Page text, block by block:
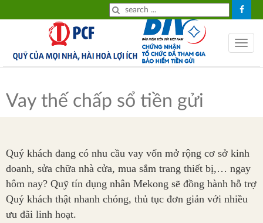
Toggle
gửi
vay
tôi
tức
Tỉ
Vay thế chấp sổ tiền gửi
Quý khách đang có nhu cầu vay vốn mở rộng cơ sở kinh
doanh, sửa chữa nhà cửa, mua sắm trang thiết bị,… ngay
hôm nay? Quỹ tín dụng nhân Mekong sẽ đồng hành hỗ trợ
Quý khách thật nhanh chóng, thủ tục đơn giản với nhiều
ưu đãi linh hoạt.